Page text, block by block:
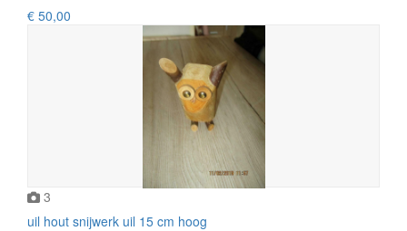
€ 50,00
3
uil hout snijwerk uil 15 cm hoog